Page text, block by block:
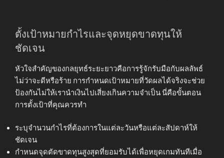
ตั้งเป้าหมายกำไรและจุดหยุดขาดทุนให้
ชัดเจน
หัวใจสำคัญของกลยุทธ์ระยะยาวคือการรู้จักรับมือกับผลลัพธ์
ไม่ว่าจะดีหรือร้าย การกำหนดเป้าหมายที่วัดผลได้จริงจะช่วย
ป้องกันไม่ให้เรานำเงินไปเสี่ยงเกินความจำเป็น นี่คือขั้นตอน
การตั้งเป้าที่คุณควรทำ
ระบุจำนวนกำไรที่ต้องการในแต่ละวันหรือแต่ละสัปดาห์ให้
ชัดเจน
กำหนดจุดตัดขาดทุนสูงสุดที่ยอมรับได้เพื่อหยุดเกมทันทีเมื่อ